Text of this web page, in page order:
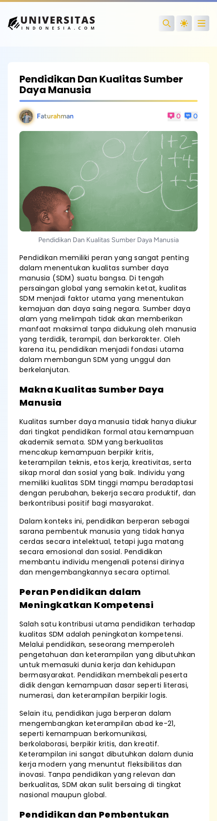
Search
Pendidikan Dan Kualitas Sumber
Daya Manusia
Faturahman 0 0
Pendidikan Dan Kualitas Sumber Daya Manusia
Pendidikan memiliki peran yang sangat penting
dalam menentukan kualitas sumber daya
manusia (SDM) suatu bangsa. Di tengah
persaingan global yang semakin ketat, kualitas
SDM menjadi faktor utama yang menentukan
kemajuan dan daya saing negara. Sumber daya
alam yang melimpah tidak akan memberikan
manfaat maksimal tanpa didukung oleh manusia
yang terdidik, terampil, dan berkarakter. Oleh
karena itu, pendidikan menjadi fondasi utama
dalam membangun SDM yang unggul dan
berkelanjutan.
Makna Kualitas Sumber Daya
Manusia
Kualitas sumber daya manusia tidak hanya diukur
dari tingkat pendidikan formal atau kemampuan
akademik semata. SDM yang berkualitas
mencakup kemampuan berpikir kritis,
keterampilan teknis, etos kerja, kreativitas, serta
sikap moral dan sosial yang baik. Individu yang
memiliki kualitas SDM tinggi mampu beradaptasi
dengan perubahan, bekerja secara produktif, dan
berkontribusi positif bagi masyarakat.
Dalam konteks ini, pendidikan berperan sebagai
sarana pembentuk manusia yang tidak hanya
cerdas secara intelektual, tetapi juga matang
secara emosional dan sosial. Pendidikan
membantu individu mengenali potensi dirinya
dan mengembangkannya secara optimal.
Peran Pendidikan dalam
Meningkatkan Kompetensi
Salah satu kontribusi utama pendidikan terhadap
kualitas SDM adalah peningkatan kompetensi.
Melalui pendidikan, seseorang memperoleh
pengetahuan dan keterampilan yang dibutuhkan
untuk memasuki dunia kerja dan kehidupan
bermasyarakat. Pendidikan membekali peserta
didik dengan kemampuan dasar seperti literasi,
numerasi, dan keterampilan berpikir logis.
Selain itu, pendidikan juga berperan dalam
mengembangkan keterampilan abad ke-21,
seperti kemampuan berkomunikasi,
berkolaborasi, berpikir kritis, dan kreatif.
Keterampilan ini sangat dibutuhkan dalam dunia
kerja modern yang menuntut fleksibilitas dan
inovasi. Tanpa pendidikan yang relevan dan
berkualitas, SDM akan sulit bersaing di tingkat
nasional maupun global.
Pendidikan dan Pembentukan